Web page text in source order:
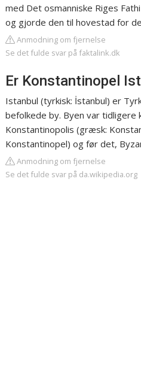
med Det osmanniske Riges
og gjorde den til hovestad for
Anmodning om fjernelse
Se det fulde svar på faktalink.dk
Er Konstantinopel
Istanbul (tyrkisk: İstanbul) er
befolkede by. Byen var tidligere
Konstantinopolis (græsk:
Konstantinopel) og før det,
Anmodning om fjernelse
Se det fulde svar på da.wikipedia.org